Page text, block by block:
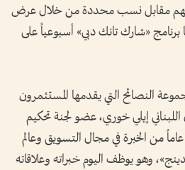
مقابل نسب محددة من خلال عرض
برنامج «شارك تانك دبي» أسبوعياً على
النصائح التي يقدمها المستثمرون
إيلي خوري، عضو لجنة تحكيم
البرنامج، الذي أسس بعد 30 عاماً من الخبرة في مجال التسويق وعالم
وهو يوظف اليوم خبراته وعلاقاته